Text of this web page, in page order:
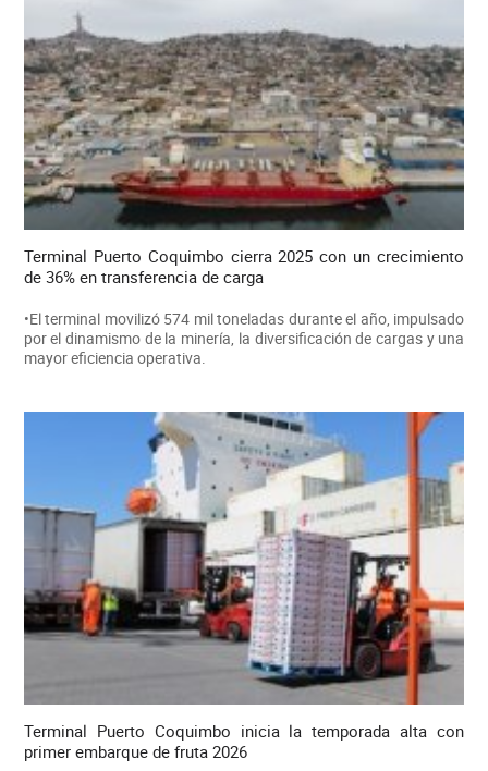
Terminal Puerto Coquimbo cierra 2025 con un crecimiento
de 36% en transferencia de carga
•El terminal movilizó 574 mil toneladas durante el año, impulsado
por el dinamismo de la minería, la diversificación de cargas y una
mayor eficiencia operativa.
Terminal Puerto Coquimbo inicia la temporada alta con
primer embarque de fruta 2026